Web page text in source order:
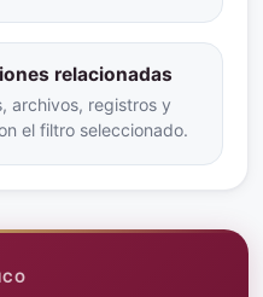
relacionadas
archivos, registros y
el filtro seleccionado.